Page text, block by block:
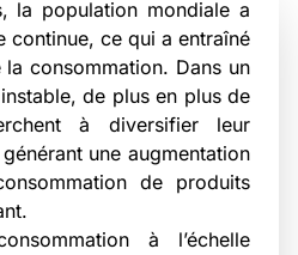
la population mondiale a
continue, ce qui a entraîné
consommation. Dans un
de plus en plus de
à diversifier leur
une augmentation
de produits
à l’échelle